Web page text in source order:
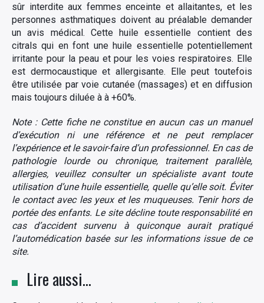
sûr interdite aux femmes enceinte et allaitantes, et les
personnes asthmatiques doivent au préalable demander
un avis médical. Cette huile essentielle contient des
citrals qui en font une huile essentielle potentiellement
irritante pour la peau et pour les voies respiratoires. Elle
est dermocaustique et allergisante. Elle peut toutefois
être utilisée par voie cutanée (massages) et en diffusion
mais toujours diluée à à +60%.
Note : Cette fiche ne constitue en aucun cas un manuel
d’exécution ni une référence et ne peut remplacer
l’expérience et le savoir-faire d’un professionnel. En cas de
pathologie lourde ou chronique, traitement parallèle,
allergies, veuillez consulter un spécialiste avant toute
utilisation d’une huile essentielle, quelle qu’elle soit. Éviter
le contact avec les yeux et les muqueuses. Tenir hors de
portée des enfants. Le site décline toute responsabilité en
cas d’accident survenu à quiconque aurait pratiqué
l’automédication basée sur les informations issue de ce
site.
Lire aussi…